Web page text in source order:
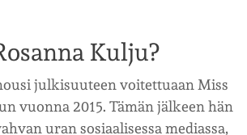
Kulju?
julkisuuteen voitettuaan Miss
vuonna 2015. Tämän jälkeen hän
uran sosiaalisessa mediassa,